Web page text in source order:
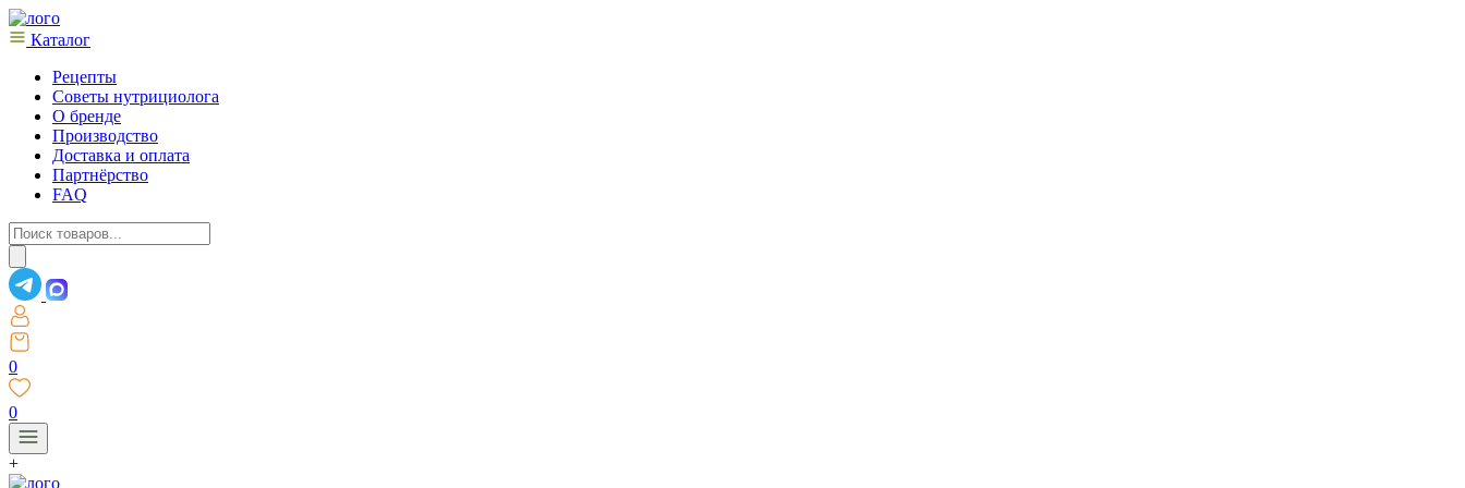
Каталог
Рецепты
Советы нутрициолога
О бренде
Производство
Доставка и оплата
Партнёрство
FAQ
Поиск
товаров
0
0
+